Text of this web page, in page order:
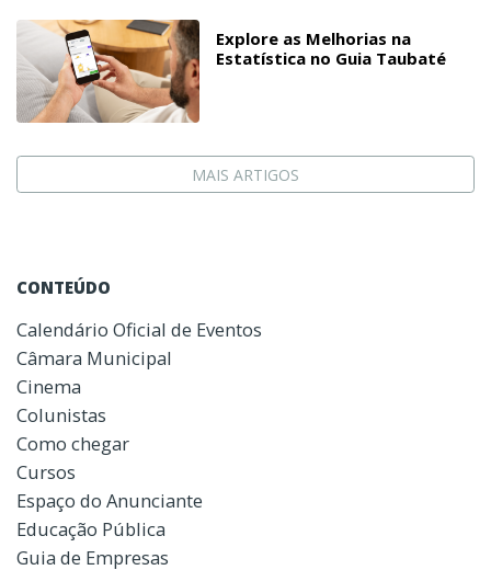
Explore as Melhorias na
Estatística no Guia Taubaté
MAIS ARTIGOS
CONTEÚDO
Calendário Oficial de Eventos
Câmara Municipal
Cinema
Colunistas
Como chegar
Cursos
Espaço do Anunciante
Educação Pública
Guia de Empresas